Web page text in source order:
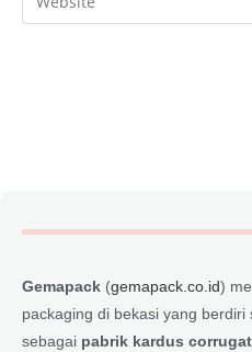
Gemapack (gemapack.co.id)
packaging di bekasi yang
sebagai pabrik kardus